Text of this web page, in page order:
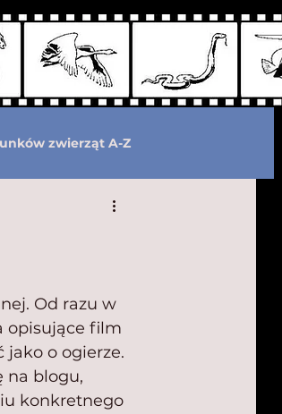
zwierząt A-Z
Kryptozoologia
Od razu w
opisujące film
jako o ogierze.
na blogu,
konkretnego